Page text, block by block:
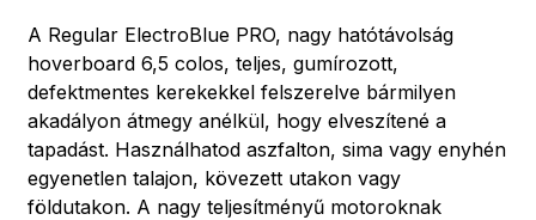
A Regular ElectroBlue PRO, nagy hatótávolság
hoverboard 6,5 colos, teljes, gumírozott,
defektmentes kerekekkel felszerelve bármilyen
akadályon átmegy anélkül, hogy elveszítené a
tapadást. Használhatod aszfalton, sima vagy enyhén
egyenetlen talajon, kövezett utakon vagy
földutakon. A nagy teljesítményű motoroknak